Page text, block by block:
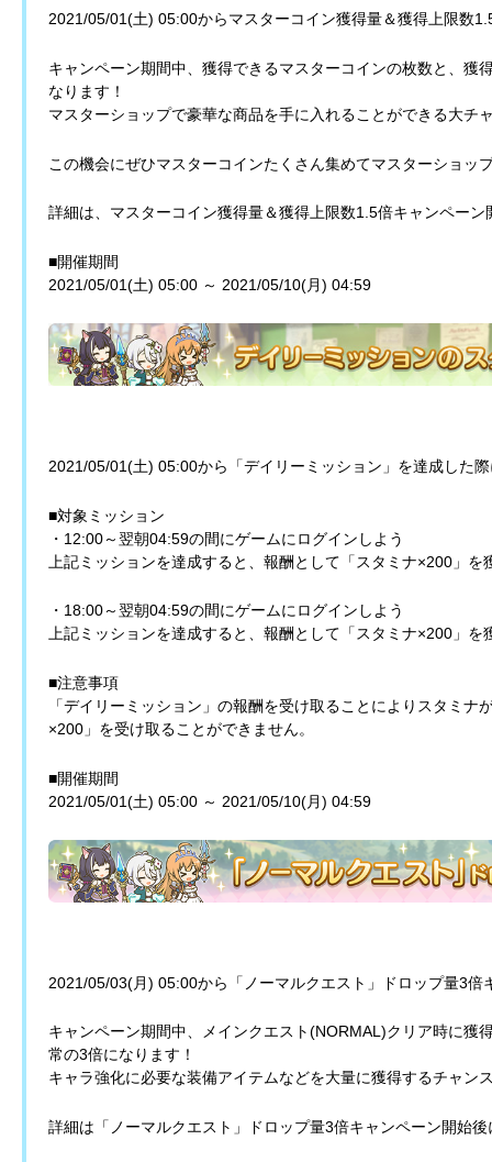
2021/05/01(土) 05:00からマスターコイン獲得量＆獲得上限数
キャンペーン期間中、獲得できるマスターコインの枚数と、獲
なります！
マスターショップで豪華な商品を手に入れることができる大チ
この機会にぜひマスターコインたくさん集めてマスターショッ
詳細は、マスターコイン獲得量＆獲得上限数1.5倍キャンペー
■開催期間
2021/05/01(土) 05:00 ～ 2021/05/10(月) 04:59
2021/05/01(土) 05:00から「デイリーミッション」を達成した
■対象ミッション
・12:00～翌朝04:59の間にゲームにログインしよう
上記ミッションを達成すると、報酬として「スタミナ×200」を
・18:00～翌朝04:59の間にゲームにログインしよう
上記ミッションを達成すると、報酬として「スタミナ×200」を
■注意事項
「デイリーミッション」の報酬を受け取ることによりスタミ
×200」を受け取ることができません。
■開催期間
2021/05/01(土) 05:00 ～ 2021/05/10(月) 04:59
2021/05/03(月) 05:00から「ノーマルクエスト」ドロップ量3倍
キャンペーン期間中、メインクエスト(NORMAL)クリア時に獲
常の3倍になります！
キャラ強化に必要な装備アイテムなどを大量に獲得するチャン
詳細は「ノーマルクエスト」ドロップ量3倍キャンペーン開始